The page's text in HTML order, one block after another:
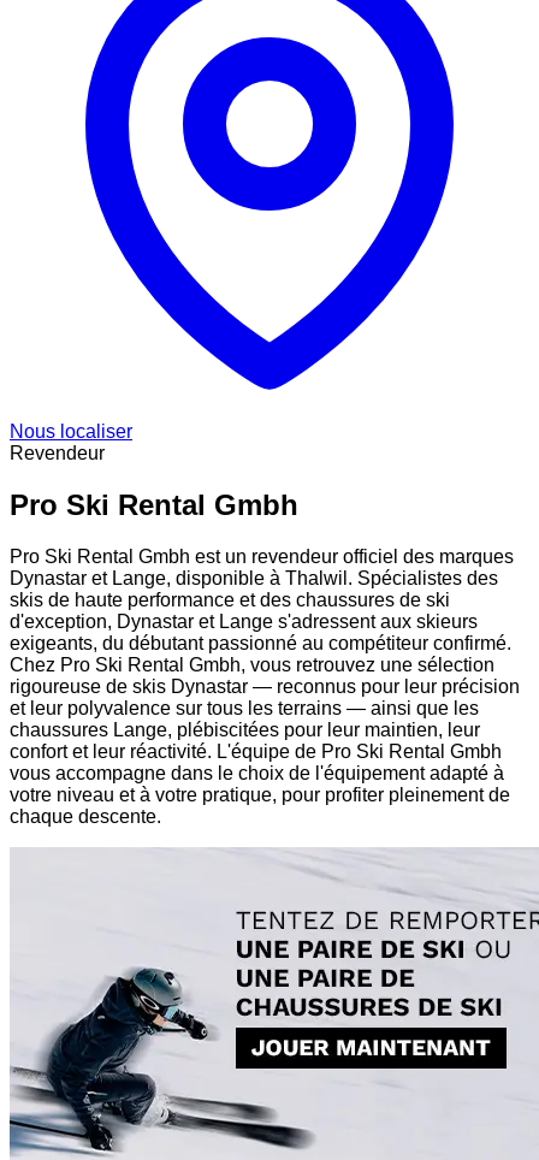
Nous localiser
Revendeur
Pro Ski Rental Gmbh
Pro Ski Rental Gmbh est un revendeur officiel des marques
Dynastar et Lange, disponible à Thalwil. Spécialistes des
skis de haute performance et des chaussures de ski
d'exception, Dynastar et Lange s'adressent aux skieurs
exigeants, du débutant passionné au compétiteur confirmé.
Chez Pro Ski Rental Gmbh, vous retrouvez une sélection
rigoureuse de skis Dynastar — reconnus pour leur précision
et leur polyvalence sur tous les terrains — ainsi que les
chaussures Lange, plébiscitées pour leur maintien, leur
confort et leur réactivité. L'équipe de Pro Ski Rental Gmbh
vous accompagne dans le choix de l'équipement adapté à
votre niveau et à votre pratique, pour profiter pleinement de
chaque descente.